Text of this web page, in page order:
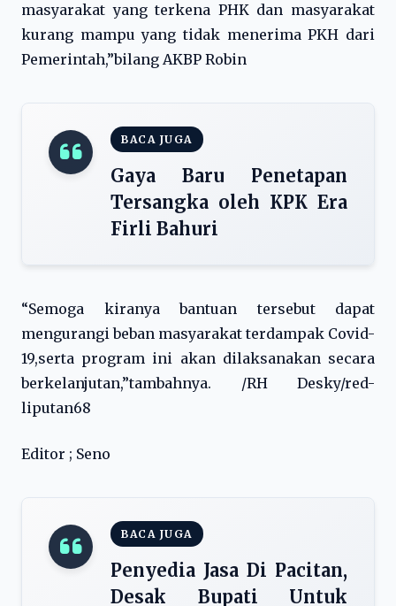
masyarakat yang terkena PHK dan masyarakat
kurang mampu yang tidak menerima PKH dari
Pemerintah,”bilang AKBP Robin
BACA JUGA
Gaya Baru Penetapan
Tersangka oleh KPK Era
Firli Bahuri
“Semoga kiranya bantuan tersebut dapat
mengurangi beban masyarakat terdampak Covid-
19,serta program ini akan dilaksanakan secara
berkelanjutan,”tambahnya. /RH Desky/red-
liputan68
Editor ; Seno
BACA JUGA
Penyedia Jasa Di Pacitan,
Desak Bupati Untuk